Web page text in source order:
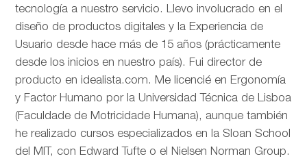
tecnología a nuestro servicio. Llevo involucrado en el
diseño de productos digitales y la Experiencia de
Usuario desde hace más de 15 años (prácticamente
desde los inicios en nuestro país). Fui director de
producto en idealista.com. Me licencié en Ergonomía
y Factor Humano por la Universidad Técnica de Lisboa
(Faculdade de Motricidade Humana), aunque también
he realizado cursos especializados en la Sloan School
del MIT, con Edward Tufte o el Nielsen Norman Group.